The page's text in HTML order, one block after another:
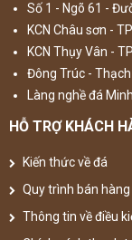
Số 1 - Ngõ 61 -
KCN Châu sơn -
KCN Thụy Vân -
Đông Trúc -
Làng nghề đá
HỖ TRỢ KHÁCH
Kiến thức về đá
Quy trình bán hàng
Thông tin về điều